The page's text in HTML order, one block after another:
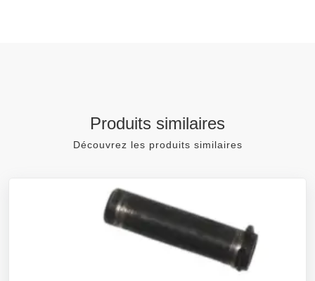
Produits similaires
Découvrez les produits similaires